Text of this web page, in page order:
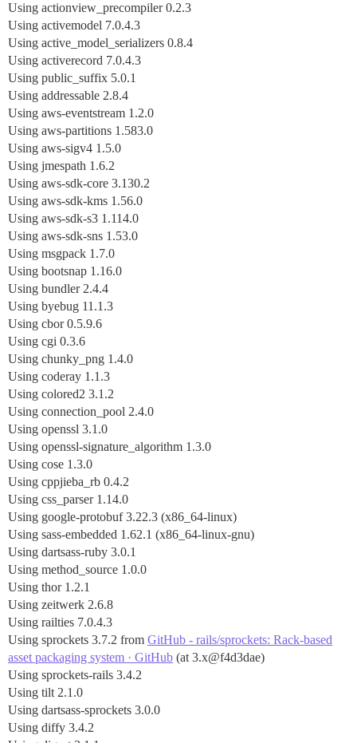
Using actionview_precompiler 0.2.3
Using activemodel 7.0.4.3
Using active_model_serializers 0.8.4
Using activerecord 7.0.4.3
Using public_suffix 5.0.1
Using addressable 2.8.4
Using aws-eventstream 1.2.0
Using aws-partitions 1.583.0
Using aws-sigv4 1.5.0
Using jmespath 1.6.2
Using aws-sdk-core 3.130.2
Using aws-sdk-kms 1.56.0
Using aws-sdk-s3 1.114.0
Using aws-sdk-sns 1.53.0
Using msgpack 1.7.0
Using bootsnap 1.16.0
Using bundler 2.4.4
Using byebug 11.1.3
Using cbor 0.5.9.6
Using cgi 0.3.6
Using chunky_png 1.4.0
Using coderay 1.1.3
Using colored2 3.1.2
Using connection_pool 2.4.0
Using openssl 3.1.0
Using openssl-signature_algorithm 1.3.0
Using cose 1.3.0
Using cppjieba_rb 0.4.2
Using css_parser 1.14.0
Using google-protobuf 3.22.3 (x86_64-linux)
Using sass-embedded 1.62.1 (x86_64-linux-gnu)
Using dartsass-ruby 3.0.1
Using method_source 1.0.0
Using thor 1.2.1
Using zeitwerk 2.6.8
Using railties 7.0.4.3
Using sprockets 3.7.2 from GitHub - rails/sprockets: Rack-based
asset packaging system · GitHub (at 3.x@f4d3dae)
Using sprockets-rails 3.4.2
Using tilt 2.1.0
Using dartsass-sprockets 3.0.0
Using diffy 3.4.2